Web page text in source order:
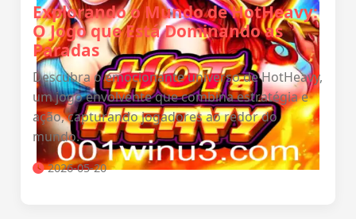
Explorando o Mundo de HotHeavy:
O Jogo que Está Dominando as
Paradas
Descubra o emocionante universo de HotHeavy,
um jogo envolvente que combina estratégia e
ação, capturando jogadores ao redor do
mundo.
2026-05-20